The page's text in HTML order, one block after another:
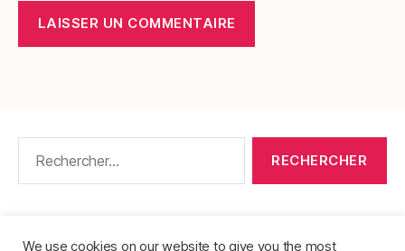
We use cookies on our website to give you the most